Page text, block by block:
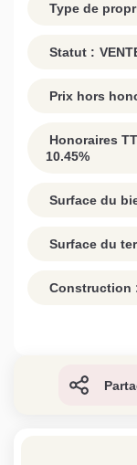
Type de
Statut :
Prix hors
Honoraires
10.45%
Surface du
Surface du
Construction